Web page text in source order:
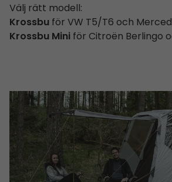
Välj rätt modell:
Krossbuför VW T5/T6 och
Krossbu Miniför Citroën Berlingo